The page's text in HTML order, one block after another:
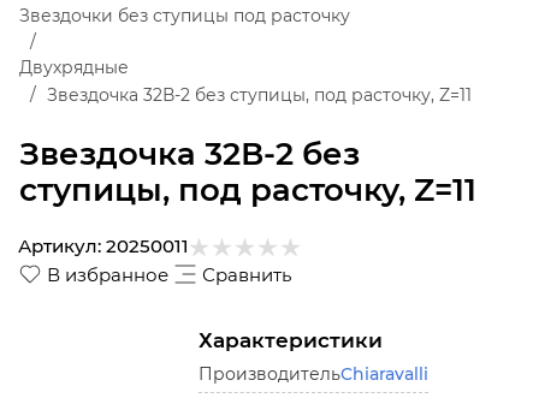
Звездочка 32В-2 без
ступицы, под расточку, Z=11
Звездочки без ступицы под расточку
Двухрядные
Звездочка 32В-2 без ступицы, под расточку, Z=11
В избранное Сравнить
Артикул: 20250011
Характеристики
ПроизводительChiaravalli